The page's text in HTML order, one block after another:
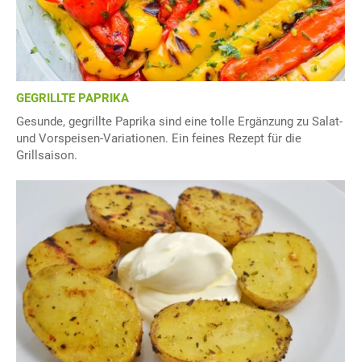
GEGRILLTE PAPRIKA
Gesunde, gegrillte Paprika sind eine tolle Ergänzung zu Salat-
und Vorspeisen-Variationen. Ein feines Rezept für die
Grillsaison.